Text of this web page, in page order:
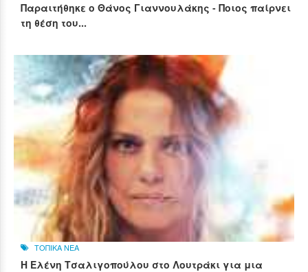
Παραιτήθηκε ο Θάνος Γιαννουλάκης - Ποιος παίρνει
τη θέση του...
ΤΟΠΙΚΑ ΝΕΑ
Η Ελένη Τσαλιγοπούλου στο Λουτράκι για μια